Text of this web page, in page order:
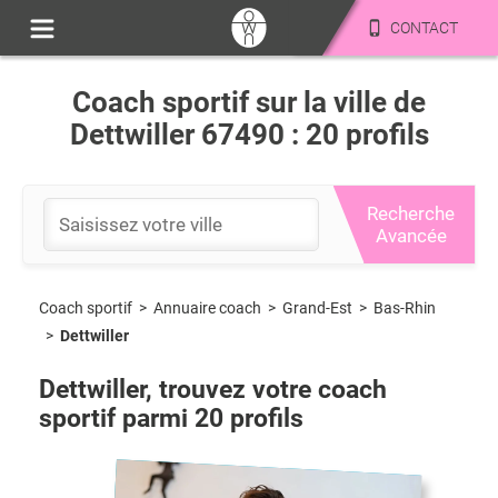
CONTACT
Coach sportif sur la ville de
Dettwiller 67490 : 20 profils
Recherche
Avancée
Coach sportif > Annuaire coach > Grand-Est > Bas-Rhin
> Dettwiller
Dettwiller, trouvez votre coach
sportif parmi 20 profils